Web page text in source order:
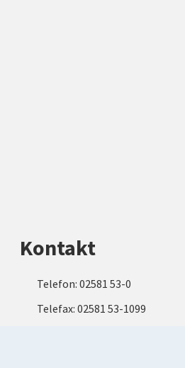
Kontakt
Telefon: 02581 53-0
Telefax: 02581 53-1099